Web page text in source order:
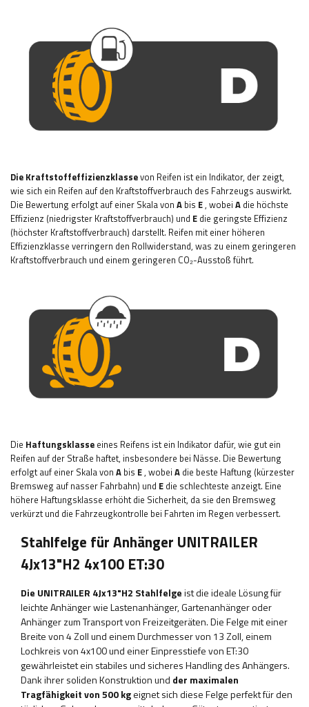
Die Kraftstoffeffizienzklassevon Reifen ist ein Indikator, der zeigt,
wie sich ein Reifen auf den Kraftstoffverbrauch des Fahrzeugs auswirkt.
Die Bewertung erfolgt auf einer Skala von A bis E , wobei A die höchste
Effizienz (niedrigster Kraftstoffverbrauch) und E die geringste Effizienz
(höchster Kraftstoffverbrauch) darstellt. Reifen mit einer höheren
Effizienzklasse verringern den Rollwiderstand, was zu einem geringeren
Kraftstoffverbrauch und einem geringeren CO₂-Ausstoß führt.
Die Haftungsklasse eines Reifens ist ein Indikator dafür, wie gut ein
Reifen auf der Straße haftet, insbesondere bei Nässe. Die Bewertung
erfolgt auf einer Skala von A bis E, wobei A die beste Haftung (kürzester
Bremsweg auf nasser Fahrbahn) und E die schlechteste anzeigt. Eine
höhere Haftungsklasse erhöht die Sicherheit, da sie den Bremsweg
verkürzt und die Fahrzeugkontrolle bei Fahrten im Regen verbessert.
Stahlfelge für Anhänger UNITRAILER
4Jx13"H2 4x100 ET:30
Die UNITRAILER 4Jx13"H2 Stahlfelgeist die ideale Lösung für
leichte Anhänger wie Lastenanhänger, Gartenanhänger oder
Anhänger zum Transport von Freizeitgeräten. Die Felge mit einer
Breite von 4 Zoll und einem Durchmesser von 13 Zoll, einem
Lochkreis von 4x100 und einer Einpresstiefe von ET:30
gewährleistet ein stabiles und sicheres Handling des Anhängers.
Dank ihrer soliden Konstruktion und der maximalen
Tragfähigkeit von 500 kgeignet sich diese Felge perfekt für den